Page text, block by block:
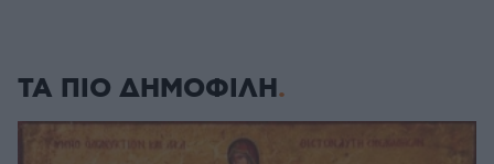
ΤΑ ΠΙΟ ΔΗΜΟΦΙΛΗ